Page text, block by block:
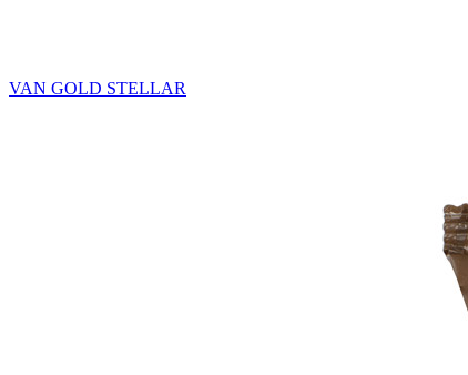
VAN GOLD STELLAR